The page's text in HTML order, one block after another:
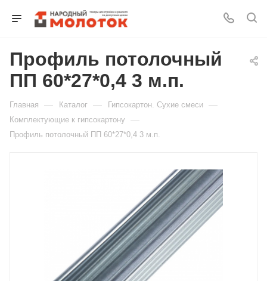
Профиль потолочный
ПП 60*27*0,4 3 м.п.
Главная — Каталог — Гипсокартон. Сухие смеси —
Комплектующие к гипсокартону —
Профиль потолочный ПП 60*27*0,4 3 м.п.
Для клиентов всех банков
оплатуна части
без переплат